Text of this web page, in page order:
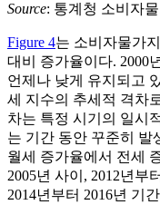
Source: 통계청 소비자
Figure 4는 소비자물가
대비 증가율이다. 2000
언제나 낮게 유지되고
세 지수의 추세적 격차
차는 특정 시기의 일시
는 기간 동안 꾸준히 발
월세 증가율에서 전세
2005년 사이, 2012년부
2014년부터 2016년 기